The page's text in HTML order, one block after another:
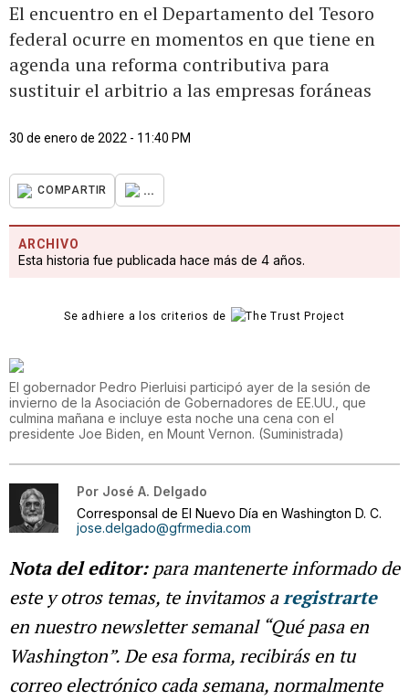
El encuentro en el Departamento del Tesoro
federal ocurre en momentos en que tiene en
agenda una reforma contributiva para
sustituir el arbitrio a las empresas foráneas
30 de enero de 2022 - 11:40 PM
COMPARTIR ...
ARCHIVO
Esta historia fue publicada hace más de 4 años.
Se adhiere a los criterios de
El gobernador Pedro Pierluisi participó ayer de la sesión de
invierno de la Asociación de Gobernadores de EE.UU., que
culmina mañana e incluye esta noche una cena con el
presidente Joe Biden, en Mount Vernon. (Suministrada)
Por José A. Delgado
Corresponsal de El Nuevo Día en Washington D. C.
jose.delgado@gfrmedia.com
Nota del editor:para mantenerte informado de
este y otros temas, te invitamos aregistrarte
en nuestro newsletter semanal “Qué pasa en
Washington”. De esa forma, recibirás en tu
correo electrónico cada semana, normalmente